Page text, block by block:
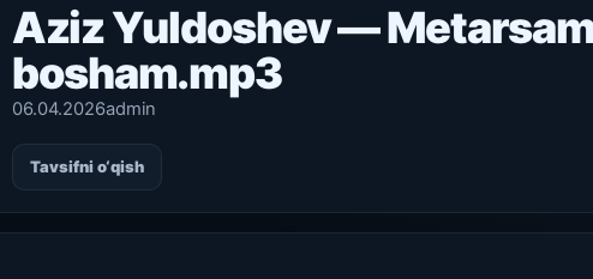
Aziz Yuldoshev —
bosham.mp3
06.04.2026admin
Tavsifni o‘qish